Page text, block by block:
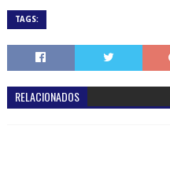
TAGS:
RELACIONADOS